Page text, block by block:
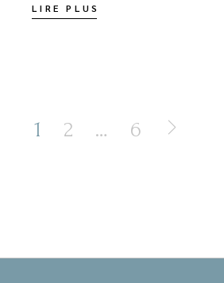
LIRE PLUS
PAGINATION
1 2 … 6